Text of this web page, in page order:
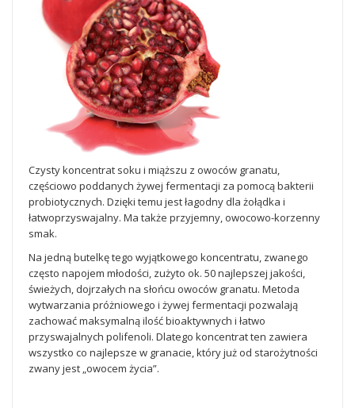
Czysty koncentrat soku i miąższu z owoców granatu,
częściowo poddanych żywej fermentacji za pomocą bakterii
probiotycznych. Dzięki temu jest łagodny dla żołądka i
łatwoprzyswajalny. Ma także przyjemny, owocowo-korzenny
smak.
Na jedną butelkę tego wyjątkowego koncentratu, zwanego
często napojem młodości, zużyto ok. 50 najlepszej jakości,
świeżych, dojrzałych na słońcu owoców granatu. Metoda
wytwarzania próżniowego i żywej fermentacji pozwalają
zachować maksymalną ilość bioaktywnych i łatwo
przyswajalnych polifenoli. Dlatego koncentrat ten zawiera
wszystko co najlepsze w granacie, który już od starożytności
zwany jest „owocem życia”.